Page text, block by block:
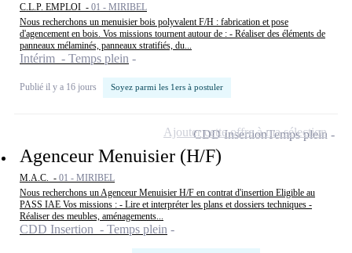
C.L.P. EMPLOI - 01 - MIRIBEL
Nous recherchons un menuisier bois polyvalent F/H : fabrication et pose
d'agencement en bois. Vos missions tournent autour de : - Réaliser des éléments de
panneaux mélaminés, panneaux stratifiés, du...
Intérim - Temps plein
Publié il y a 16 jours Soyez parmi les 1ers à postuler
Agenceur Menuisier (H/F)
M.A.C. - 01 - MIRIBEL
Nous recherchons un Agenceur Menuisier H/F en contrat d'insertion Eligible au
PASS IAE Vos missions : - Lire et interpréter les plans et dossiers techniques -
Réaliser des meubles, aménagements...
CDD Insertion - Temps plein
CDD InsertionTemps plein
Ajouter cette offre à ma sélection